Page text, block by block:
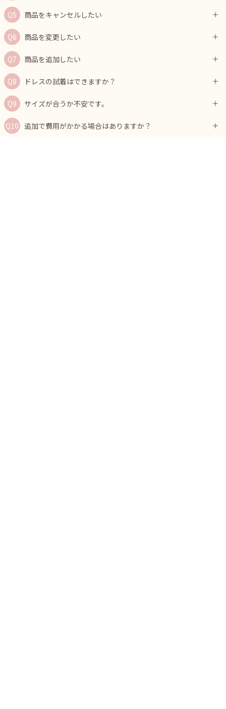
商品をキャンセルしたい
商品を変更したい
商品を追加したい
ドレスの試着はできますか？
サイズが合うか不安です。
追加で費用がかかる場合はありますか？